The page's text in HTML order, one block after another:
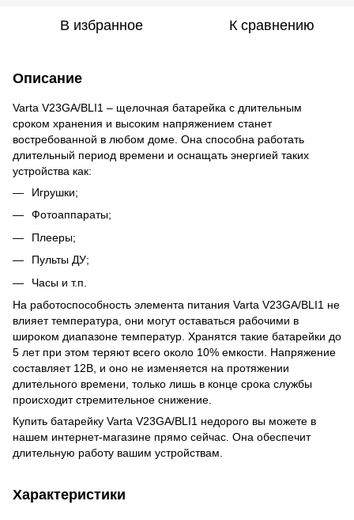
В избранное К сравнению
Описание
Varta V23GA/BLI1 – щелочная батарейка с длительным
сроком хранения и высоким напряжением станет
востребованной в любом доме. Она способна работать
длительный период времени и оснащать энергией таких
устройства как:
Игрушки;
Фотоаппараты;
Плееры;
Пульты ДУ;
Часы и т.п.
На работоспособность элемента питания Varta V23GA/BLI1 не
влияет температура, они могут оставаться рабочими в
широком диапазоне температур. Хранятся такие батарейки до
5 лет при этом теряют всего около 10% емкости. Напряжение
составляет 12В, и оно не изменяется на протяжении
длительного времени, только лишь в конце срока службы
происходит стремительное снижение.
Купить батарейку Varta V23GA/BLI1 недорого вы можете в
нашем интернет-магазине прямо сейчас. Она обеспечит
длительную работу вашим устройствам.
Характеристики